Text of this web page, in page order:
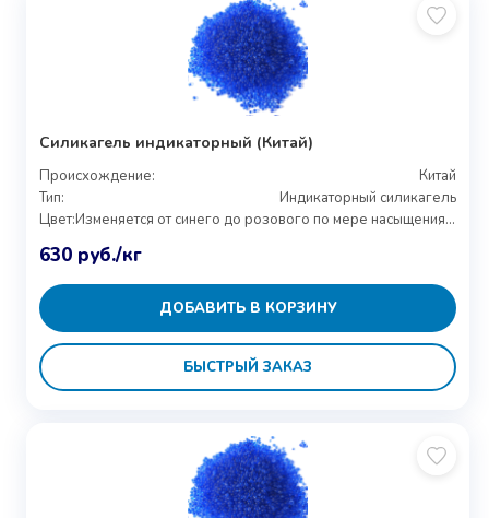
Силикагель индикаторный (Китай)
Происхождение:
Китай
Тип:
Индикаторный силикагель
Цвет:
Изменяется от синего до розового по мере насыщения влагой
630 руб./кг
ДОБАВИТЬ В КОРЗИНУ
БЫСТРЫЙ ЗАКАЗ